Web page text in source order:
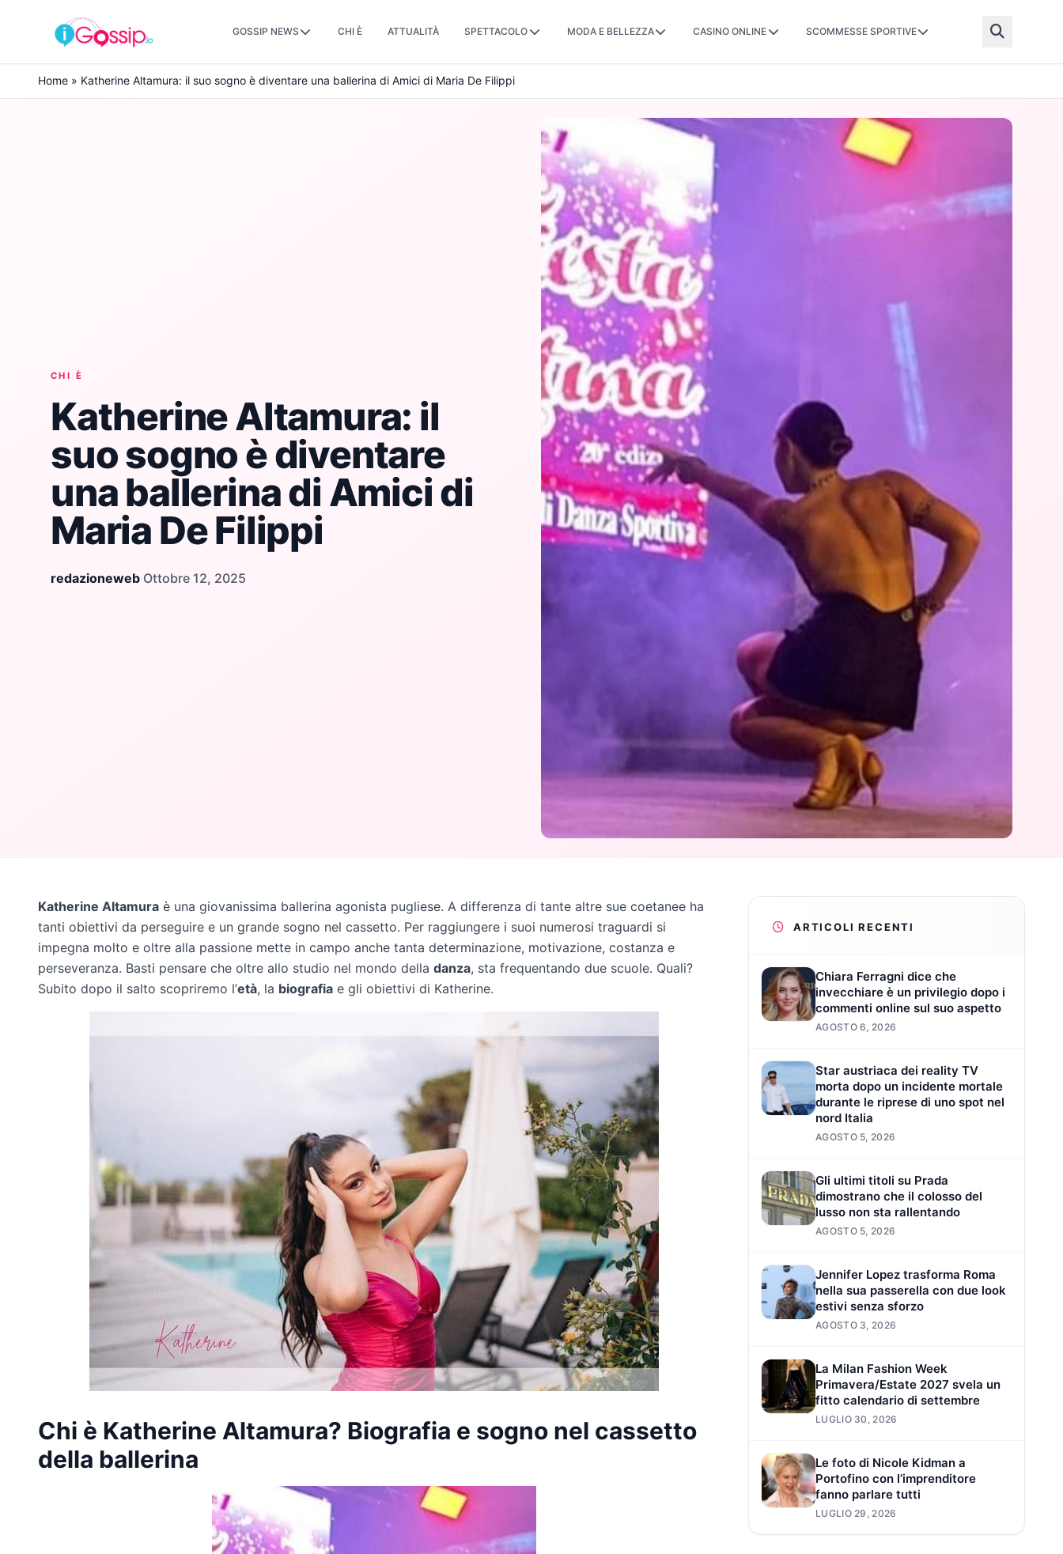
Skip to content
GOSSIP NEWS CHI È ATTUALITÀ SPETTACOLO MODA E BELLEZZA CASINO ONLINE SCOMMESSE SPORTIVE
Home » Katherine Altamura: il suo sogno è diventare una ballerina di Amici di Maria De Filippi
CHI È
Katherine Altamura: il
suo sogno è diventare
una ballerina di Amici di
Maria De Filippi
redazioneweb·Ottobre 12, 2025
Katherine Altamura è una giovanissima ballerina agonista pugliese. A differenza di tante altre sue coetanee ha
tanti obiettivi da perseguire e un grande sogno nel cassetto. Per raggiungere i suoi numerosi traguardi si
impegna molto e oltre alla passione mette in campo anche tanta determinazione, motivazione, costanza e
perseveranza. Basti pensare che oltre allo studio nel mondo della danza, sta frequentando due scuole. Quali?
Subito dopo il salto scopriremo l’età, la biografia e gli obiettivi di Katherine.
Chi è Katherine Altamura? Biografia e sogno nel cassetto
della ballerina
ARTICOLI RECENTI
Chiara Ferragni dice che
invecchiare è un privilegio dopo i
commenti online sul suo aspetto
AGOSTO 6, 2026
Star austriaca dei reality TV
morta dopo un incidente mortale
durante le riprese di uno spot nel
nord Italia
AGOSTO 5, 2026
Gli ultimi titoli su Prada
dimostrano che il colosso del
lusso non sta rallentando
AGOSTO 5, 2026
Jennifer Lopez trasforma Roma
nella sua passerella con due look
estivi senza sforzo
AGOSTO 3, 2026
La Milan Fashion Week
Primavera/Estate 2027 svela un
fitto calendario di settembre
LUGLIO 30, 2026
Le foto di Nicole Kidman a
Portofino con l’imprenditore
fanno parlare tutti
LUGLIO 29, 2026